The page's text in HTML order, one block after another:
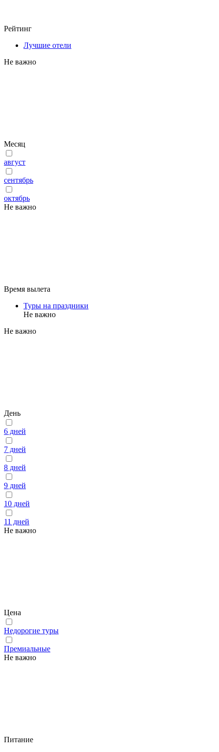
Рейтинг
Лучшие отели
Не важно
Месяц
август
сентябрь
октябрь
Не важно
Время вылета
Туры на праздники
Не важно
Не важно
День
6 дней
7 дней
8 дней
9 дней
10 дней
11 дней
Не важно
Цена
Недорогие туры
Премиальные
Не важно
Питание